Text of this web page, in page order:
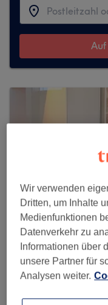
RivaDerma
Wir verwenden
Dritten, um Inhalte
Medienfunktionen
Datenverkehr zu
Informationen über
unsere Partner für
Analysen weiter.